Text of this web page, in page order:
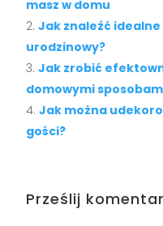
masz w domu
Jak znaleźć
urodzinowy?
Jak zrobić
domowymi
Jak można
gości?
Prześlij